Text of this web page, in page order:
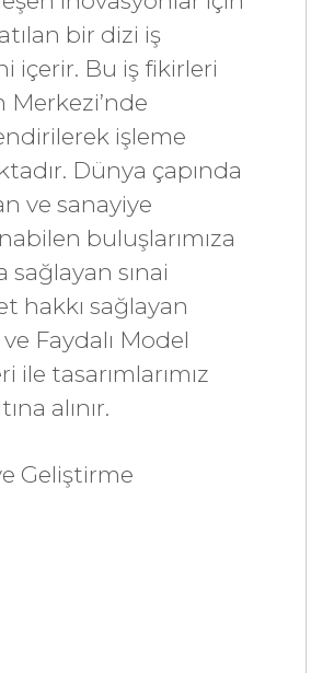
bir dizi iş
içerir. Bu iş fikirleri
Merkezi’nde
işleme
Dünya çapında
ve sanayiye
buluşlarımıza
sağlayan sınai
hakkı sağlayan
Faydalı Model
ile tasarımlarımız
alınır.